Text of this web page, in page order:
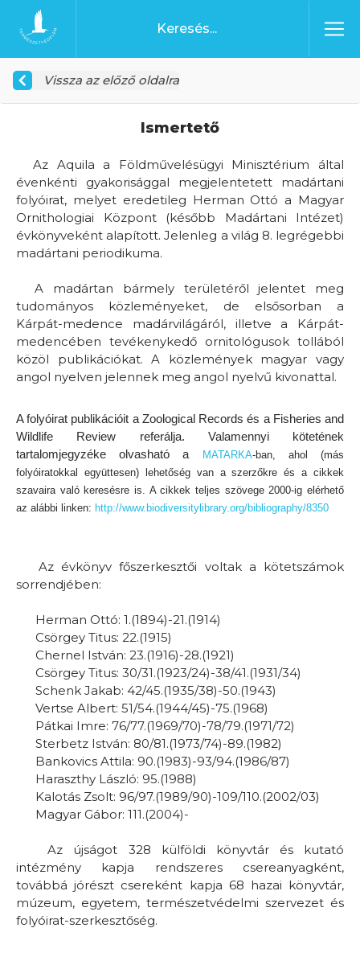
Ugrás a tartalomhoz
Főoldal
Vissza az előző oldalra
Ismertető
Az Aquila a Földművelésügyi Minisztérium által
évenkénti gyakorisággal megjelentetett madártani
folyóirat, melyet eredetileg Herman Ottó a Magyar
Ornithologiai Központ (később Madártani Intézet)
évkönyveként alapított. Jelenleg a világ 8. legrégebbi
madártani periodikuma.
A madártan bármely területéről jelentet meg
tudományos közleményeket, de elsősorban a
Kárpát-medence madárvilágáról, illetve a Kárpát-
medencében tevékenykedő ornitológusok tollából
közöl publikációkat. A közlemények magyar vagy
angol nyelven jelennek meg angol nyelvű kivonattal.
A folyóirat publikációit a Zoological Records és a Fisheries and
Wildlife Review referálja. Valamennyi kötetének
tartalomjegyzéke olvasható a
MATARKA-ban, ahol (más
folyóiratokkal együttesen) lehetőség van a szerzőkre és a cikkek
szavaira való keresésre is. A cikkek teljes szövege 2000-ig elérhető
az alábbi linken: http://www.biodiversitylibrary.org/bibliography/8350
Az évkönyv főszerkesztői voltak a kötetszámok
sorrendjében:
Herman Ottó: 1.(1894)-21.(1914)
Csörgey Titus: 22.(1915)
Chernel István: 23.(1916)-28.(1921)
Csörgey Titus: 30/31.(1923/24)-38/41.(1931/34)
Schenk Jakab: 42/45.(1935/38)-50.(1943)
Vertse Albert: 51/54.(1944/45)-75.(1968)
Pátkai Imre: 76/77.(1969/70)-78/79.(1971/72)
Sterbetz István: 80/81.(1973/74)-89.(1982)
Bankovics Attila: 90.(1983)-93/94.(1986/87)
Haraszthy László: 95.(1988)
Kalotás Zsolt: 96/97.(1989/90)-109/110.(2002/03)
Magyar Gábor: 111.(2004)-
Az újságot 328 külföldi könyvtár és kutató
intézmény kapja rendszeres csereanyagként,
továbbá jórészt csereként kapja 68 hazai könyvtár,
múzeum, egyetem, természetvédelmi szervezet és
folyóirat-szerkesztőség.